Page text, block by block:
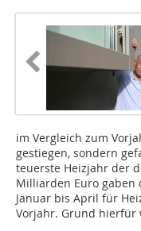
im Vergleich zum
gestiegen, sondern
teuerste Heizjahr der
Milliarden Euro gaben
Januar bis April für
Vorjahr. Grund hierfür